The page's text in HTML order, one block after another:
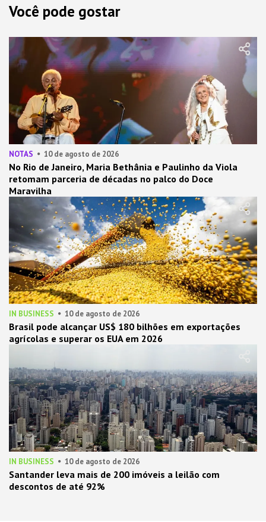
Você pode gostar
NOTAS 10 de agosto de 2026
No Rio de Janeiro, Maria Bethânia e Paulinho da Viola
retomam parceria de décadas no palco do Doce
Maravilha
IN BUSINESS 10 de agosto de 2026
Brasil pode alcançar US$ 180 bilhões em exportações
agrícolas e superar os EUA em 2026
IN BUSINESS 10 de agosto de 2026
Santander leva mais de 200 imóveis a leilão com
descontos de até 92%